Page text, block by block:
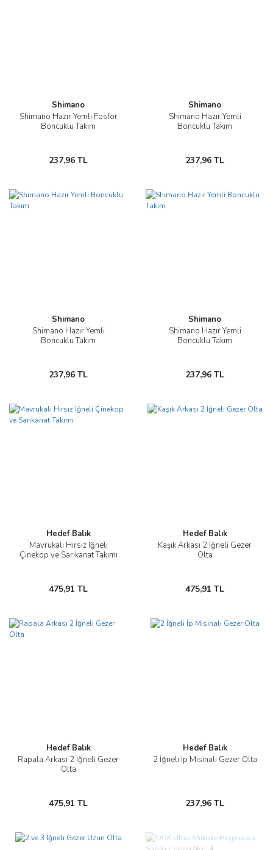
Shimano
Shimano Hazır Yemli Fosfor
Boncuklu Takım
237,96 TL
Shimano
Shimano Hazır Yemli
Boncuklu Takım
237,96 TL
Shimano
Shimano Hazır Yemli
Boncuklu Takım
237,96 TL
Shimano
Shimano Hazır Yemli
Boncuklu Takım
237,96 TL
Hedef Balık
Mavrukalı Hırsız İğneli
Çinekop ve Sarıkanat Takımı
475,91 TL
Hedef Balık
Kaşık Arkası 2 İğneli Gezer
Olta
475,91 TL
Hedef Balık
Rapala Arkası 2 İğneli Gezer
Olta
475,91 TL
Hedef Balık
2 İğneli İp Misinalı Gezer Olta
237,96 TL